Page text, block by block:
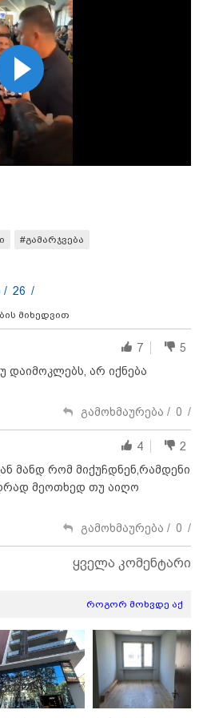
/ 04-08-2026
კანონიკიდან
მართებულად
რომ ადამიანის
გასვენება ტაძრიდან არ მოხდეს,
მგლოვიარეს ისეთი
უნდა ავუხსნათ,
შფოთვა არ დაიბადოს" -
სიდონია
სიახლე
ანომალიური
- ტრამპის
ადმინისტრაციამ “UFO”-
გამოაქვეყნა
"ამ
დაესხნენ
და
მარტო
ჯგუფი" -
არა მარტო
ავრცელებს
ერთი გოგონა, ვისაც გიგა
ავიწროებდა - თუ
10 000 ლარს
სახალხოდ
#გამარჯვება
/ 26 /
მიხედვით
7
5
დაიმოკლებს, არ იქნება
გამოხმაურება / 0 /
4
2
მანდ რომ მიქუჩდნენ,რამდენი
მეოთხედ თუ აიღო
გამოხმაურება / 0 /
ყველა კომენტარი
როგორ მოხვდე აქ